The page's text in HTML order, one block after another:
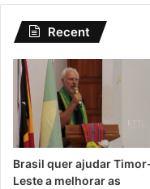
Recent
Brasil quer ajudar
Leste a melhorar as